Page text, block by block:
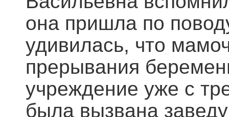
она пришла по
удивилась, что
прерывания
учреждение уже с
была вызвана